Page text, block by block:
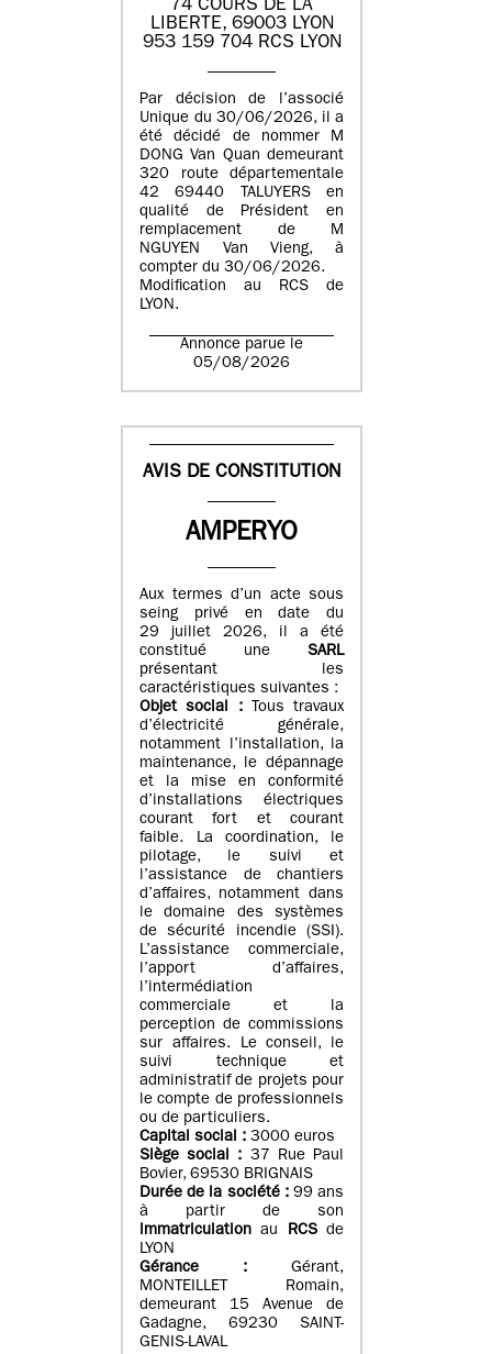
74 COURS DE LA
LIBERTE, 69003 LYON
953 159 704 RCS LYON
Par décision de l’associé
Unique du 30/06/2026, il a
été décidé de nommer M
DONG Van Quan demeurant
320 route départementale
42 69440 TALUYERS en
qualité de Président en
remplacement de M
NGUYEN Van Vieng, à
compter du 30/06/2026.
Modification au RCS de
LYON.
Annonce parue le
05/08/2026
AVIS DE CONSTITUTION
AMPERYO
Aux termes d’un acte sous
seing privé en date du
29 juillet 2026, il a été
constitué une SARL
présentant les
caractéristiques suivantes :
Objet social :
Tous travaux
d’électricité générale,
notamment l’installation, la
maintenance, le dépannage
et la mise en conformité
d’installations électriques
courant fort et courant
faible. La coordination, le
pilotage, le suivi et
l’assistance de chantiers
d’affaires, notamment dans
le domaine des systèmes
de sécurité incendie (SSI).
L’assistance commerciale,
l’apport d’affaires,
l’intermédiation
commerciale et la
perception de commissions
sur affaires. Le conseil, le
suivi technique et
administratif de projets pour
le compte de professionnels
ou de particuliers.
Capital social : 3000 euros
Siège social : 37 Rue Paul
Bovier, 69530 BRIGNAIS
Durée de la société : 99 ans
à partir de son
immatriculation au RCSde
LYON
Gérance :
Gérant,
MONTEILLET Romain,
demeurant 15 Avenue de
Gadagne, 69230 SAINT-
GENIS-LAVAL